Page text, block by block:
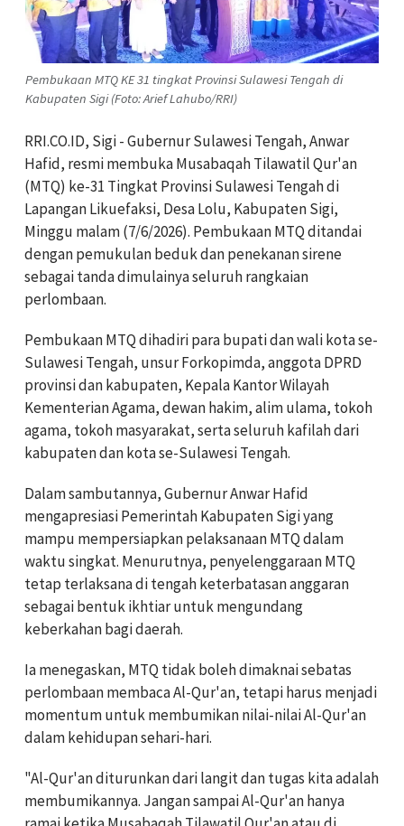
Pembukaan MTQ KE 31 tingkat Provinsi Sulawesi Tengah di
Kabupaten Sigi (Foto: Arief Lahubo/RRI)
RRI.CO.ID, Sigi - Gubernur Sulawesi Tengah, Anwar
Hafid, resmi membuka Musabaqah Tilawatil Qur'an
(MTQ) ke-31 Tingkat Provinsi Sulawesi Tengah di
Lapangan Likuefaksi, Desa Lolu, Kabupaten Sigi,
Minggu malam (7/6/2026). Pembukaan MTQ ditandai
dengan pemukulan beduk dan penekanan sirene
sebagai tanda dimulainya seluruh rangkaian
perlombaan.
Pembukaan MTQ dihadiri para bupati dan wali kota se-
Sulawesi Tengah, unsur Forkopimda, anggota DPRD
provinsi dan kabupaten, Kepala Kantor Wilayah
Kementerian Agama, dewan hakim, alim ulama, tokoh
agama, tokoh masyarakat, serta seluruh kafilah dari
kabupaten dan kota se-Sulawesi Tengah.
Dalam sambutannya, Gubernur Anwar Hafid
mengapresiasi Pemerintah Kabupaten Sigi yang
mampu mempersiapkan pelaksanaan MTQ dalam
waktu singkat. Menurutnya, penyelenggaraan MTQ
tetap terlaksana di tengah keterbatasan anggaran
sebagai bentuk ikhtiar untuk mengundang
keberkahan bagi daerah.
Ia menegaskan, MTQ tidak boleh dimaknai sebatas
perlombaan membaca Al-Qur'an, tetapi harus menjadi
momentum untuk membumikan nilai-nilai Al-Qur'an
dalam kehidupan sehari-hari.
"Al-Qur'an diturunkan dari langit dan tugas kita adalah
membumikannya. Jangan sampai Al-Qur'an hanya